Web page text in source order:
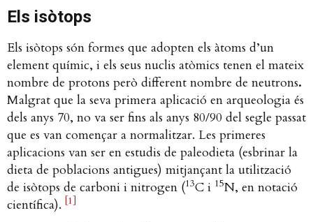
Els isòtops
Els isòtops són formes que adopten els àtoms d’un
element químic, i els seus nuclis atòmics tenen el mateix
nombre de protons però different nombre de neutrons.
Malgrat que la seva primera aplicació en arqueologia és
dels anys 70, no va ser fins als anys 80/90 del segle passat
que es van començar a normalitzar. Les primeres
aplicacions van ser en estudis de paleodieta (esbrinar la
dieta de poblacions antigues) mitjançant la utilització
de isòtops de carboni i nitrogen (13C i 15N, en notació
científica).
[1]